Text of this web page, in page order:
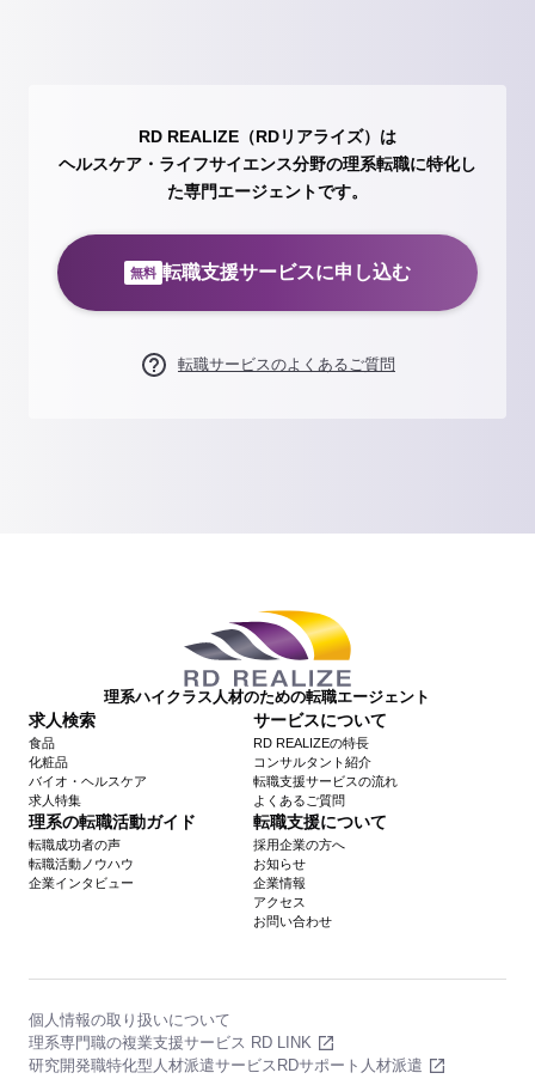
RD REALIZE（RDリアライズ）は
ヘルスケア・ライフサイエンス分野の理系転職に特化し
た専門エージェントです。
無料 転職支援サービスに申し込む
転職サービスのよくあるご質問
理系ハイクラス人材のための転職エージェント
求人検索
食品
化粧品
バイオ・ヘルスケア
求人特集
サービスについて
RD REALIZEの特長
コンサルタント紹介
転職支援サービスの流れ
よくあるご質問
理系の転職活動ガイド
転職成功者の声
転職活動ノウハウ
企業インタビュー
転職支援について
採用企業の方へ
お知らせ
企業情報
アクセス
お問い合わせ
個人情報の取り扱いについて
理系専門職の複業支援サービス RD LINK
研究開発職特化型人材派遣サービスRDサポート人材派遣